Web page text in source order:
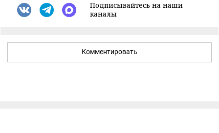
Подписывайтесь на наши
каналы
Комментировать